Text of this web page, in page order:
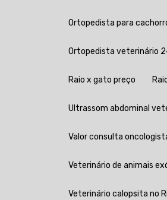
Ortopedista para
Ortopedista veterinário
Raio x gato preço
Ultrassom abdominal
Valor consulta
Veterinário de animais
Veterinário calopsita no